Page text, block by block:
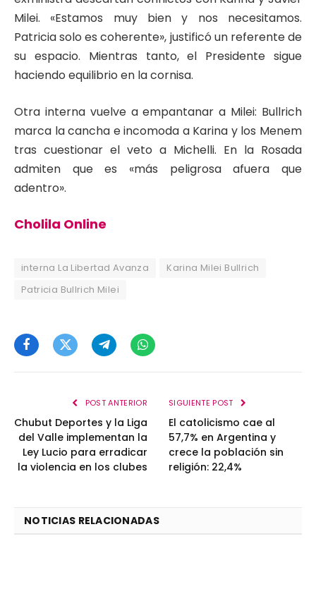
Milei. «Estamos muy bien y nos necesitamos.
Patricia solo es coherente», justificó un referente de
su espacio. Mientras tanto, el Presidente sigue
haciendo equilibrio en la cornisa.
Otra interna vuelve a empantanar a Milei: Bullrich
marca la cancha e incomoda a Karina y los Menem
tras cuestionar el veto a Michelli. En la Rosada
admiten que es «más peligrosa afuera que
adentro».
Cholila Online
interna La Libertad Avanza
Karina Milei Bullrich
Patricia Bullrich Milei
FacebookTwitterTelegramWhatsApp
POST ANTERIOR
Chubut Deportes y la Liga
del Valle implementan la
Ley Lucio para erradicar
la violencia en los clubes
SIGUIENTE POST
El catolicismo cae al
57,7% en Argentina y
crece la población sin
religión: 22,4%
NOTICIAS RELACIONADAS